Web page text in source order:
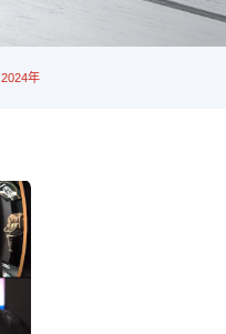
2024年